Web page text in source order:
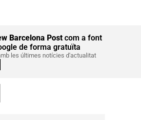
Barcelona Postcom a font
de forma gratuïta
les últimes notícies d'actualitat